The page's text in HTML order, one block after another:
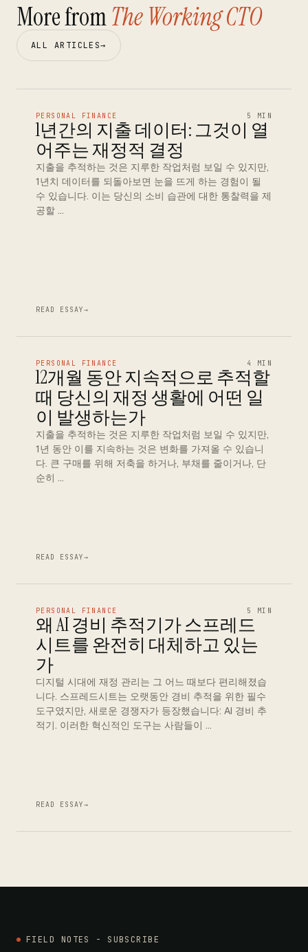
More fromThe Working CTO
ALL ARTICLES→
PERSONAL FINANCE 5 MIN
1년간의 지출 데이터: 그것이 열
어주는 재정적 결정
지출을 추적하는 것은 지루한 작업처럼 보일 수 있지만,
1년치 데이터를 되돌아보면 눈을 뜨게 하는 경험이 될
수 있습니다. 이는 당신의 소비 습관에 대한 통찰력을 제
공할 …
READ ESSAY→
PERSONAL FINANCE 4 MIN
12개월 동안 지속적으로 추적할
때 당신의 재정 생활에 어떤 일
이 발생하는가
지출을 추적하는 것은 지루한 작업처럼 보일 수 있지만,
1년 동안 이를 지속하는 것은 변화를 가져올 수 있습니
다. 큰 구매를 위해 저축을 하거나, 부채를 줄이거나, 단
순히 …
READ ESSAY→
PERSONAL FINANCE 5 MIN
왜 AI 경비 추적기가 스프레드
시트를 완전히 대체하고 있는
가
디지털 시대에 재정 관리는 그 어느 때보다 편리해졌습
니다. 스프레드시트는 오랫동안 경비 추적을 위한 필수
도구였지만, 새로운 경쟁자가 등장했습니다: AI 경비 추
적기. 이러한 혁신적인 도구는 사람들이 …
READ ESSAY→
FIELD NOTES - SUBSCRIBE